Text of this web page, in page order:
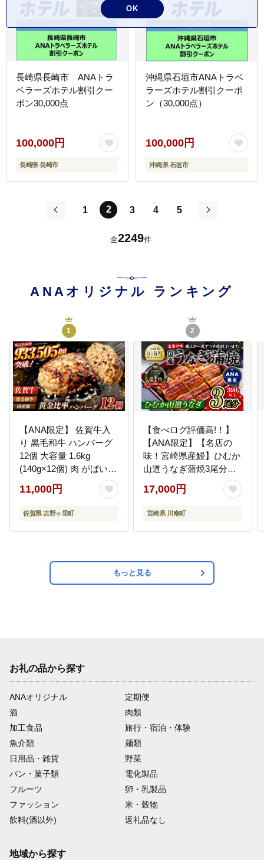
長崎県長崎市 ANAトラ
ベラーズホテル割引クー
ポン30,000点
100,000円
長崎県 長崎市
沖縄県石垣市ANAトラベ
ラーズホテル割引クーポ
ン（30,000点）
100,000円
沖縄県 石垣市
1 2 3 4
5
全2249件
ANAオリジナル ランキング
1
【ANA限定】 佐賀牛入
り 黒毛和牛 ハンバーグ
12個 大容量 1.6kg
(140g×12個) 肉 がばいば
ーぐ 吉野ヶ里町/石丸食
肉産業[FBX005]
11,000円
佐賀県 吉野ヶ里町
2
【食べログ評価高!！】
【ANA限定】【名店の
味！宮崎県産鰻】ひむか
山道うなぎ蒲焼3尾分
(390g以上) 【 国産 うな
ぎ ウナギ 鰻 】 [B08411]
17,000円
宮崎県 川南町
もっと見る
お礼の品から探す
ANAオリジナル
定期便
酒
肉類
加工食品
旅行・宿泊・体験
魚介類
麺類
日用品・雑貨
野菜
パン・菓子類
電化製品
フルーツ
卵・乳製品
ファッション
米・穀物
飲料(酒以外)
返礼品なし
地域から探す
OK